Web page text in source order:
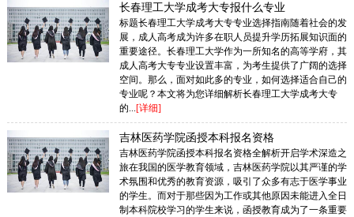
长春理工大学成考大专报什么专业
标题长春理工大学成考大专专业选择指南随着社会的发
展，成人高考成为许多在职人员提升学历拓展知识面的
重要途径。长春理工大学作为一所知名的高等学府，其
成人高考大专专业设置丰富，为考生提供了广阔的选择
空间。那么，面对如此多的专业，如何选择适合自己的
专业呢？本文将为您详细解析长春理工大学成考大专
的... [详细]
吉林医药学院函授本科报名资格
吉林医药学院函授本科报名资格全解析开启学术深造之
旅在我国的医学教育领域，吉林医药学院以其严谨的学
术氛围和优秀的教育资源，吸引了众多有志于医学事业
的学生。而对于那些因为工作或其他原因未能进入全日
制本科院校学习的学生来说，函授教育成为了一条重要